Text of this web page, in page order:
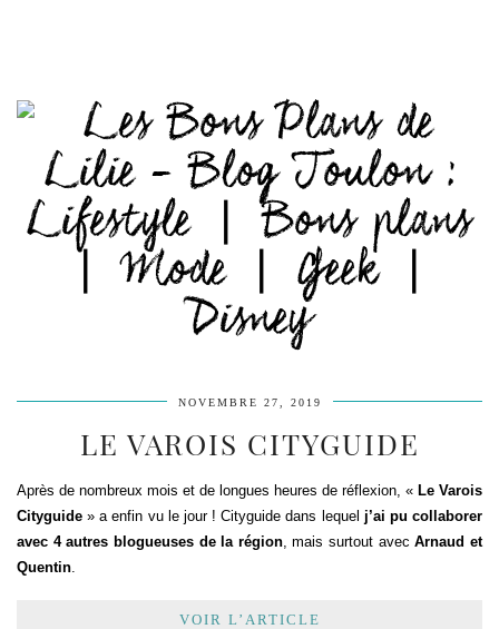
NOVEMBRE 27, 2019
LE VAROIS CITYGUIDE
Après de nombreux mois et de longues heures de réflexion, « Le Varois
Cityguide » a enfin vu le jour ! Cityguide dans lequel j’ai pu collaborer
avec 4 autres blogueuses de la région, mais surtout avecArnaud et
Quentin.
VOIR L’ARTICLE